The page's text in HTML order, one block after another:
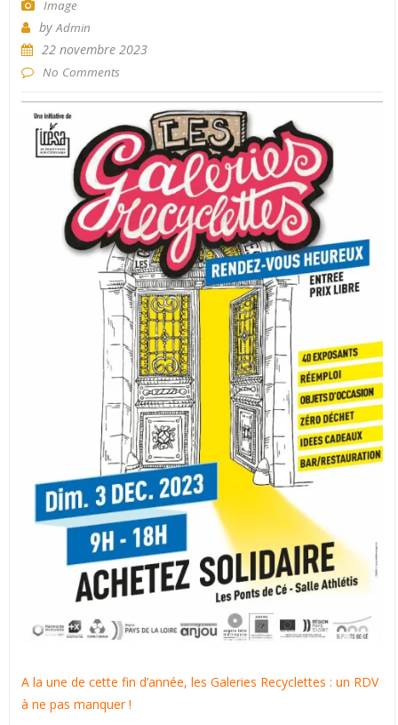
Image
byAdmin
22 novembre 2023
No Comments
A la une de cette fin d’année, les Galeries Recyclettes : un RDV
à ne pas manquer !